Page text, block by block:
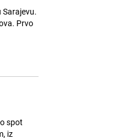
Prvo
spot
iz